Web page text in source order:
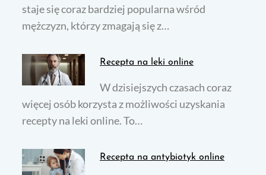
staje się coraz bardziej popularna wśród
mężczyzn, którzy zmagają się z…
Recepta na leki online
W dzisiejszych czasach coraz
więcej osób korzysta z możliwości uzyskania
recepty na leki online. To…
Recepta na antybiotyk online